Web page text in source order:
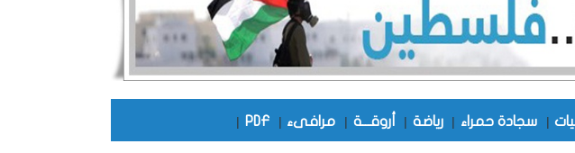
| سجادة حمراء | رياضة | أروقـــة | مرافىء |
PDF
|